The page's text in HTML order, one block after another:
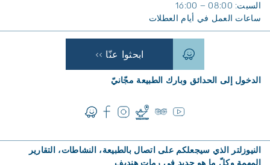
السبت: 08:00 – 16:00
ساعات العمل في أيام العطلات
ابحثوا عنّا >>
الدخول إلى الحدائق وبارك الطبيعة مجّانيّ
النيوزلتر الذي سيجعلكم على اتصال بالطبيعة، النشاطات، التقارير
المهمة وكلّ ما هو جديد في رمات هنديف